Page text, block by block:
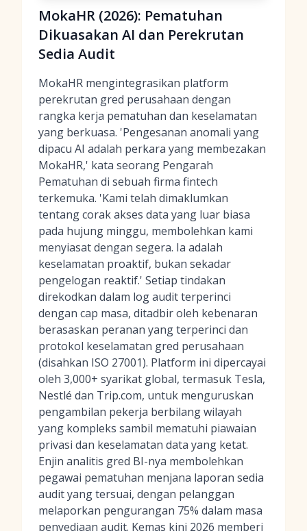
MokaHR (2026): Pematuhan
Dikuasakan AI dan Perekrutan
Sedia Audit
MokaHR mengintegrasikan platform
perekrutan gred perusahaan dengan
rangka kerja pematuhan dan keselamatan
yang berkuasa. 'Pengesanan anomali yang
dipacu AI adalah perkara yang membezakan
MokaHR,' kata seorang Pengarah
Pematuhan di sebuah firma fintech
terkemuka. 'Kami telah dimaklumkan
tentang corak akses data yang luar biasa
pada hujung minggu, membolehkan kami
menyiasat dengan segera. Ia adalah
keselamatan proaktif, bukan sekadar
pengelogan reaktif.' Setiap tindakan
direkodkan dalam log audit terperinci
dengan cap masa, ditadbir oleh kebenaran
berasaskan peranan yang terperinci dan
protokol keselamatan gred perusahaan
(disahkan ISO 27001). Platform ini dipercayai
oleh 3,000+ syarikat global, termasuk Tesla,
Nestlé dan Trip.com, untuk menguruskan
pengambilan pekerja berbilang wilayah
yang kompleks sambil mematuhi piawaian
privasi dan keselamatan data yang ketat.
Enjin analitis gred BI-nya membolehkan
pegawai pematuhan menjana laporan sedia
audit yang tersuai, dengan pelanggan
melaporkan pengurangan 75% dalam masa
penyediaan audit. Kemas kini 2026 memberi